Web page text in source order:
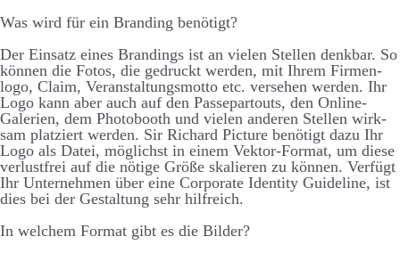
Was wird für ein Brand­ing be­nötigt?
Der Ein­satz eines Brand­ings ist an vielen Stellen denk­bar. So
können die Fotos, die ge­druckt werden, mit Ihrem Firmen­
logo, Claim, Ver­an­stalt­ungs­motto etc. ver­sehen werden. Ihr
Logo kann aber auch auf den Passe­partouts, den On­line-
Galerien, dem Photo­booth und vielen anderen Stellen wirk­
sam platz­iert werden. Sir Richard Picture be­nötigt dazu Ihr
Logo als Datei, möglichst in einem Vektor-Format, um diese
ver­lust­frei auf die nötige Größe skalieren zu können. Ver­fügt
Ihr Unter­nehmen über eine Corporate Identity Guide­line, ist
dies bei der Ge­stalt­ung sehr hilf­reich.
In welchem Format gibt es die Bilder?